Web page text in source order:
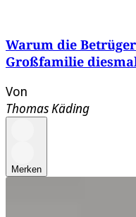
Warum die
Großfamilie
Von
Thomas Käding
Merken